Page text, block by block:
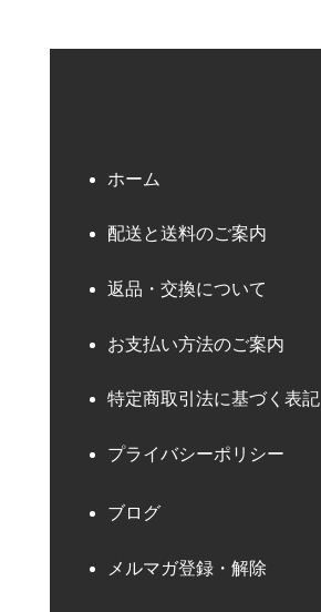
ホーム
配送と送料のご案内
返品・交換について
お支払い方法のご案内
特定商取引法に基づく表記
プライバシーポリシー
ブログ
メルマガ登録・解除